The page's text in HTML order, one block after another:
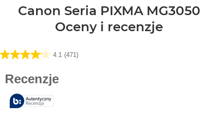
Canon Seria PIXMA MG3050
Oceny i recenzje
4.1 (471)
4.1
471
Recenzji